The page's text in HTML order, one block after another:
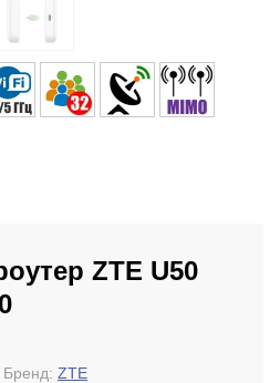
ZTE U50
Бренд: ZTE